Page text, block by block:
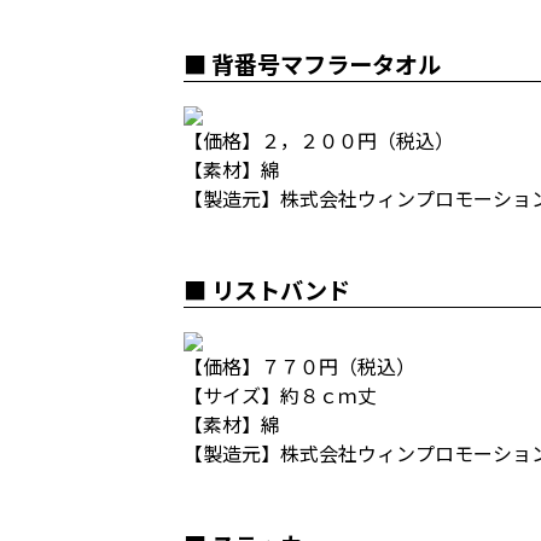
■ 背番号マフラータオル
【価格】２，２００円（税込）
【素材】綿
【製造元】株式会社ウィンプロモーショ
■ リストバンド
【価格】７７０円（税込）
【サイズ】約８ｃｍ丈
【素材】綿
【製造元】株式会社ウィンプロモーショ